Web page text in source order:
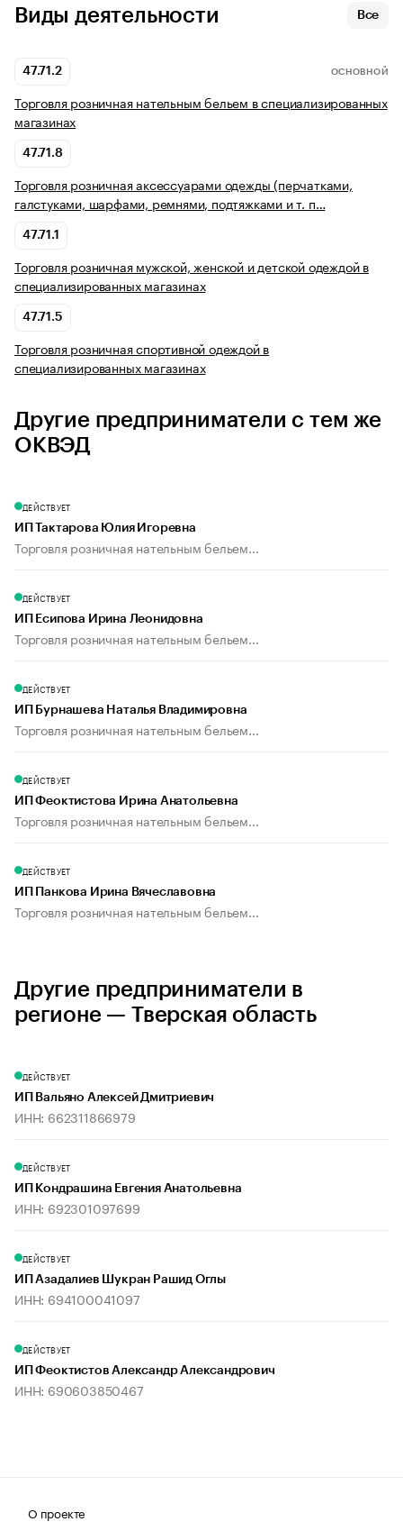
Виды деятельности Все
47.71.2 ОСНОВНОЙ
Торговля розничная нательным бельем в специализированных
магазинах
47.71.8
Торговля розничная аксессуарами одежды (перчатками,
галстуками, шарфами, ремнями, подтяжками и т. п…
47.71.1
Торговля розничная мужской, женской и детской одеждой в
специализированных магазинах
47.71.5
Торговля розничная спортивной одеждой в
специализированных магазинах
Другие предприниматели с тем же
ОКВЭД
ДЕЙСТВУЕТ
ИП Тактарова Юлия Игоревна
Торговля розничная нательным бельем...
ДЕЙСТВУЕТ
ИП Есипова Ирина Леонидовна
Торговля розничная нательным бельем...
ДЕЙСТВУЕТ
ИП Бурнашева Наталья Владимировна
Торговля розничная нательным бельем...
ДЕЙСТВУЕТ
ИП Феоктистова Ирина Анатольевна
Торговля розничная нательным бельем...
ДЕЙСТВУЕТ
ИП Панкова Ирина Вячеславовна
Торговля розничная нательным бельем...
Другие предприниматели в
регионе — Тверская область
ДЕЙСТВУЕТ
ИП Вальяно Алексей Дмитриевич
ИНН: 662311866979
ДЕЙСТВУЕТ
ИП Кондрашина Евгения Анатольевна
ИНН: 692301097699
ДЕЙСТВУЕТ
ИП Азадалиев Шукран Рашид Оглы
ИНН: 694100041097
ДЕЙСТВУЕТ
ИП Феоктистов Александр Александрович
ИНН: 690603850467
О проекте